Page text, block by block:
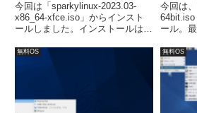
今回は「sparkylinux-2023.03-
x86_64-xfce.iso」からインスト
ールしました。インストールは特
は別途「Fcitx」などのインスト
今回は
64bit.iso
ール。
無料OS 無料OS